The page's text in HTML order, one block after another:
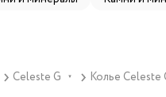
Celeste G ▼ Колье Celeste